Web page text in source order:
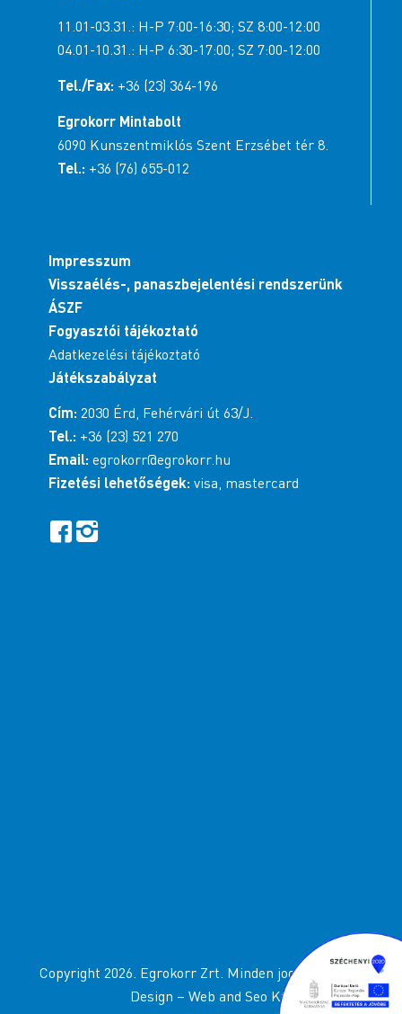
11.01-03.31.: H-P 7:00-16:30; SZ 8:00-12:00
04.01-10.31.: H-P 6:30-17:00; SZ 7:00-12:00
Tel./Fax: +36 (23) 364-196
Egrokorr Mintabolt
6090 Kunszentmiklós Szent Erzsébet tér 8.
Tel.: +36 (76) 655-012
Impresszum
Visszaélés-, panaszbejelentési rendszerünk
ÁSZF
Fogyasztói tájékoztató
Adatkezelési tájékoztató
Játékszabályzat
Cím: 2030 Érd, Fehérvári út 63/J.
Tel.: +36 (23) 521 270
Email: egrokorr@egrokorr.hu
Fizetési lehetőségek: visa, mastercard
Copyright 2026. Egrokorr Zrt. Minden jog fenttartva
Design – Web and Seo Kft